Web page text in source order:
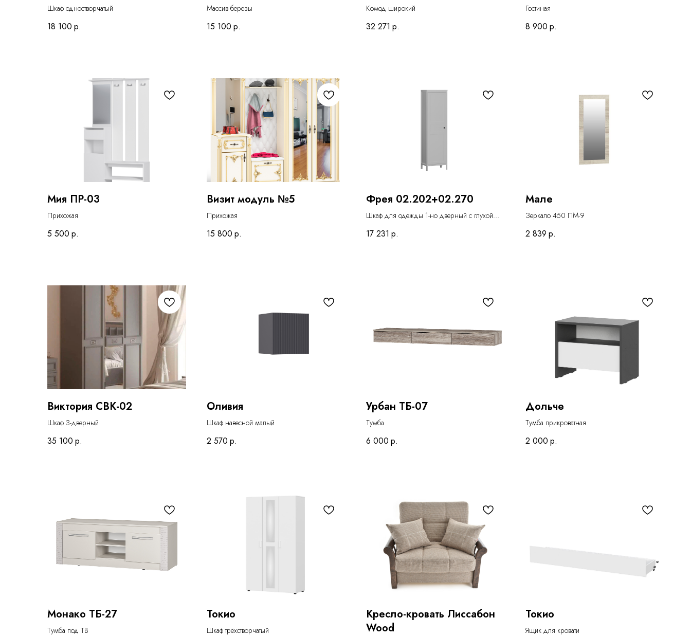
Шкаф одностворчатый
18 100 р.
Массив березы
15 100 р.
Комод широкий
32 271 р.
Гостиная
8 900 р.
Мия ПР-03
Прихожая
5 500 р.
Визит модуль №5
Прихожая
15 800 р.
Фрея 02.202+02.270
Шкаф для одежды 1-но дверный с глухой
17 231 р.
Мале
Зеркало 450 ПМ-9
2 839 р.
Виктория СВК-02
Шкаф 3-дверный
35 100 р.
Оливия
Шкаф навесной малый
2 570 р.
Урбан ТБ-07
Тумба
6 000 р.
Дольче
Тумба прикроватная
2 000 р.
Монако ТБ-27
Тумба под ТВ
Токио
Шкаф трёхстворчатый
Кресло-кровать Лиссабон
Wood
Токио
Ящик для кровати